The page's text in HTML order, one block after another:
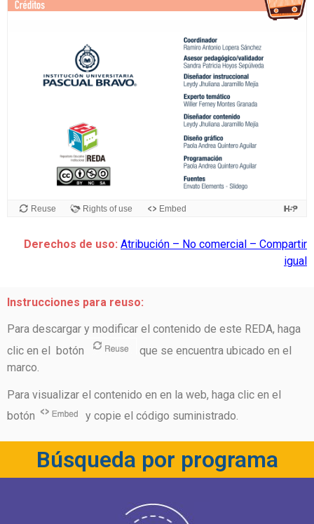
Derechos de uso: Atribución – No comercial – Compartir
igual
Instrucciones para reuso:
Para descargar y modificar el contenido de este REDA, haga
clic en el botón
que se encuentra ubicado en el
marco.
Para visualizar el contenido en en la web, haga clic en el
botón
y copie el código suministrado.
Búsqueda por programa